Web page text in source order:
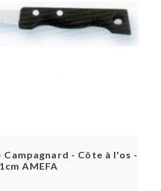
Campagnard - Côte à l'os -
AMEFA